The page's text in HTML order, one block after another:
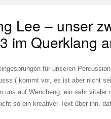
Lee – unser
im Querklang
für unseren
( kommt vor, es ist aber nicht
uns auf Wencheng, ein sehr vitaler
so ein kreativer Text über ihn,